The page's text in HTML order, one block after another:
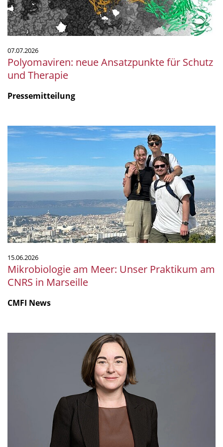
07.07.2026
Polyomaviren: neue Ansatzpunkte für Schutz
und Therapie
Pressemitteilung
Mikrobiologie
Meer:
Unser
Praktikum
am
CNRS
in
Marseille
15.06.2026
Mikrobiologie am Meer: Unser Praktikum am
CNRS in Marseille
CMFI News